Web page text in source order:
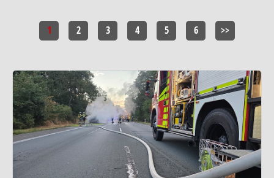
1 2 3 4 5 6 >>